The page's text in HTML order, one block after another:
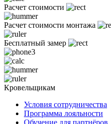
Расчет стоимости
Расчет стоимости монтажа
Бесплатный замер
Кровельщикам
Условия сотрудничества
Программа лояльности